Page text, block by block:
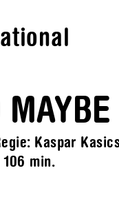
Kaspar
106 min.